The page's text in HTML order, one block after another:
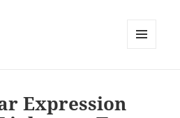
Expression